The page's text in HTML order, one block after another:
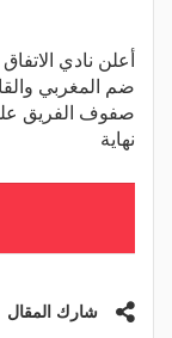
أعلن نادي
ضم المغربي
نهاية
شارك المقال